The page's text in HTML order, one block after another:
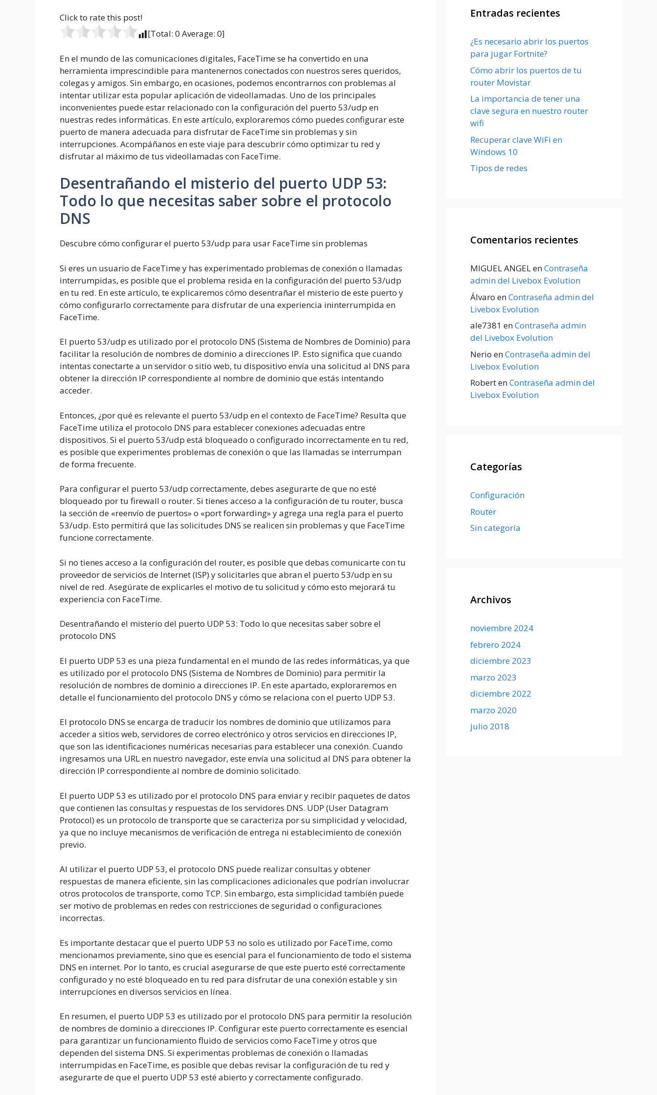
Click to rate this post!
[Total: 0 Average: 0]
En el mundo de las comunicaciones digitales, FaceTime se ha convertido en una
herramienta imprescindible para mantenernos conectados con nuestros seres queridos,
colegas y amigos. Sin embargo, en ocasiones, podemos encontrarnos con problemas al
intentar utilizar esta popular aplicación de videollamadas. Uno de los principales
inconvenientes puede estar relacionado con la configuración del puerto 53/udp en
nuestras redes informáticas. En este artículo, exploraremos cómo puedes configurar este
puerto de manera adecuada para disfrutar de FaceTime sin problemas y sin
interrupciones. Acompáñanos en este viaje para descubrir cómo optimizar tu red y
disfrutar al máximo de tus videollamadas con FaceTime.
Desentrañando el misterio del puerto UDP 53:
Todo lo que necesitas saber sobre el protocolo
DNS
Descubre cómo configurar el puerto 53/udp para usar FaceTime sin problemas
Si eres un usuario de FaceTime y has experimentado problemas de conexión o llamadas
interrumpidas, es posible que el problema resida en la configuración del puerto 53/udp
en tu red. En este artículo, te explicaremos cómo desentrañar el misterio de este puerto y
cómo configurarlo correctamente para disfrutar de una experiencia ininterrumpida en
FaceTime.
El puerto 53/udp es utilizado por el protocolo DNS (Sistema de Nombres de Dominio) para
facilitar la resolución de nombres de dominio a direcciones IP. Esto significa que cuando
intentas conectarte a un servidor o sitio web, tu dispositivo envía una solicitud al DNS para
obtener la dirección IP correspondiente al nombre de dominio que estás intentando
acceder.
Entonces, ¿por qué es relevante el puerto 53/udp en el contexto de FaceTime? Resulta que
FaceTime utiliza el protocolo DNS para establecer conexiones adecuadas entre
dispositivos. Si el puerto 53/udp está bloqueado o configurado incorrectamente en tu red,
es posible que experimentes problemas de conexión o que las llamadas se interrumpan
de forma frecuente.
Para configurar el puerto 53/udp correctamente, debes asegurarte de que no esté
bloqueado por tu firewall o router. Si tienes acceso a la configuración de tu router, busca
la sección de «reenvío de puertos» o «port forwarding» y agrega una regla para el puerto
53/udp. Esto permitirá que las solicitudes DNS se realicen sin problemas y que FaceTime
funcione correctamente.
Si no tienes acceso a la configuración del router, es posible que debas comunicarte con tu
proveedor de servicios de Internet (ISP) y solicitarles que abran el puerto 53/udp en su
nivel de red. Asegúrate de explicarles el motivo de tu solicitud y cómo esto mejorará tu
experiencia con FaceTime.
Desentrañando el misterio del puerto UDP 53: Todo lo que necesitas saber sobre el
protocolo DNS
El puerto UDP 53 es una pieza fundamental en el mundo de las redes informáticas, ya que
es utilizado por el protocolo DNS (Sistema de Nombres de Dominio) para permitir la
resolución de nombres de dominio a direcciones IP. En este apartado, exploraremos en
detalle el funcionamiento del protocolo DNS y cómo se relaciona con el puerto UDP 53.
El protocolo DNS se encarga de traducir los nombres de dominio que utilizamos para
acceder a sitios web, servidores de correo electrónico y otros servicios en direcciones IP,
que son las identificaciones numéricas necesarias para establecer una conexión. Cuando
ingresamos una URL en nuestro navegador, este envía una solicitud al DNS para obtener la
dirección IP correspondiente al nombre de dominio solicitado.
El puerto UDP 53 es utilizado por el protocolo DNS para enviar y recibir paquetes de datos
que contienen las consultas y respuestas de los servidores DNS. UDP (User Datagram
Protocol) es un protocolo de transporte que se caracteriza por su simplicidad y velocidad,
ya que no incluye mecanismos de verificación de entrega ni establecimiento de conexión
previo.
Al utilizar el puerto UDP 53, el protocolo DNS puede realizar consultas y obtener
respuestas de manera eficiente, sin las complicaciones adicionales que podrían involucrar
otros protocolos de transporte, como TCP. Sin embargo, esta simplicidad también puede
ser motivo de problemas en redes con restricciones de seguridad o configuraciones
incorrectas.
Es importante destacar que el puerto UDP 53 no solo es utilizado por FaceTime, como
mencionamos previamente, sino que es esencial para el funcionamiento de todo el sistema
DNS en internet. Por lo tanto, es crucial asegurarse de que este puerto esté correctamente
configurado y no esté bloqueado en tu red para disfrutar de una conexión estable y sin
interrupciones en diversos servicios en línea.
En resumen, el puerto UDP 53 es utilizado por el protocolo DNS para permitir la resolución
de nombres de dominio a direcciones IP. Configurar este puerto correctamente es esencial
para garantizar un funcionamiento fluido de servicios como FaceTime y otros que
dependen del sistema DNS. Si experimentas problemas de conexión o llamadas
interrumpidas en FaceTime, es posible que debas revisar la configuración de tu red y
asegurarte de que el puerto UDP 53 esté abierto y correctamente configurado.
Entradas recientes
¿Es necesario abrir los puertos
para jugar Fortnite?
Cómo abrir los puertos de tu
router Movistar
La importancia de tener una
clave segura en nuestro router
wifi
Recuperar clave WiFi en
Windows 10
Tipos de redes
Comentarios recientes
MIGUEL ANGELenContraseña
admin del Livebox Evolution
Álvaro enContraseña admin del
Livebox Evolution
ale7381 enContraseña admin
del Livebox Evolution
Nerio enContraseña admin del
Livebox Evolution
RobertenContraseña admin del
Livebox Evolution
Categorías
Configuración
Router
Sin categoría
Archivos
noviembre 2024
febrero 2024
diciembre 2023
marzo 2023
diciembre 2022
marzo 2020
julio 2018